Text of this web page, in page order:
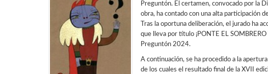
Preguntón. El certamen, convocado por la
obra, ha contado con una alta participación
Tras la oportuna deliberación, el jurado ha
que lleva por título ¡PONTE EL
Preguntón 2024.
A continuación, se ha procedido a la
de los cuales el resultado final de la XVII